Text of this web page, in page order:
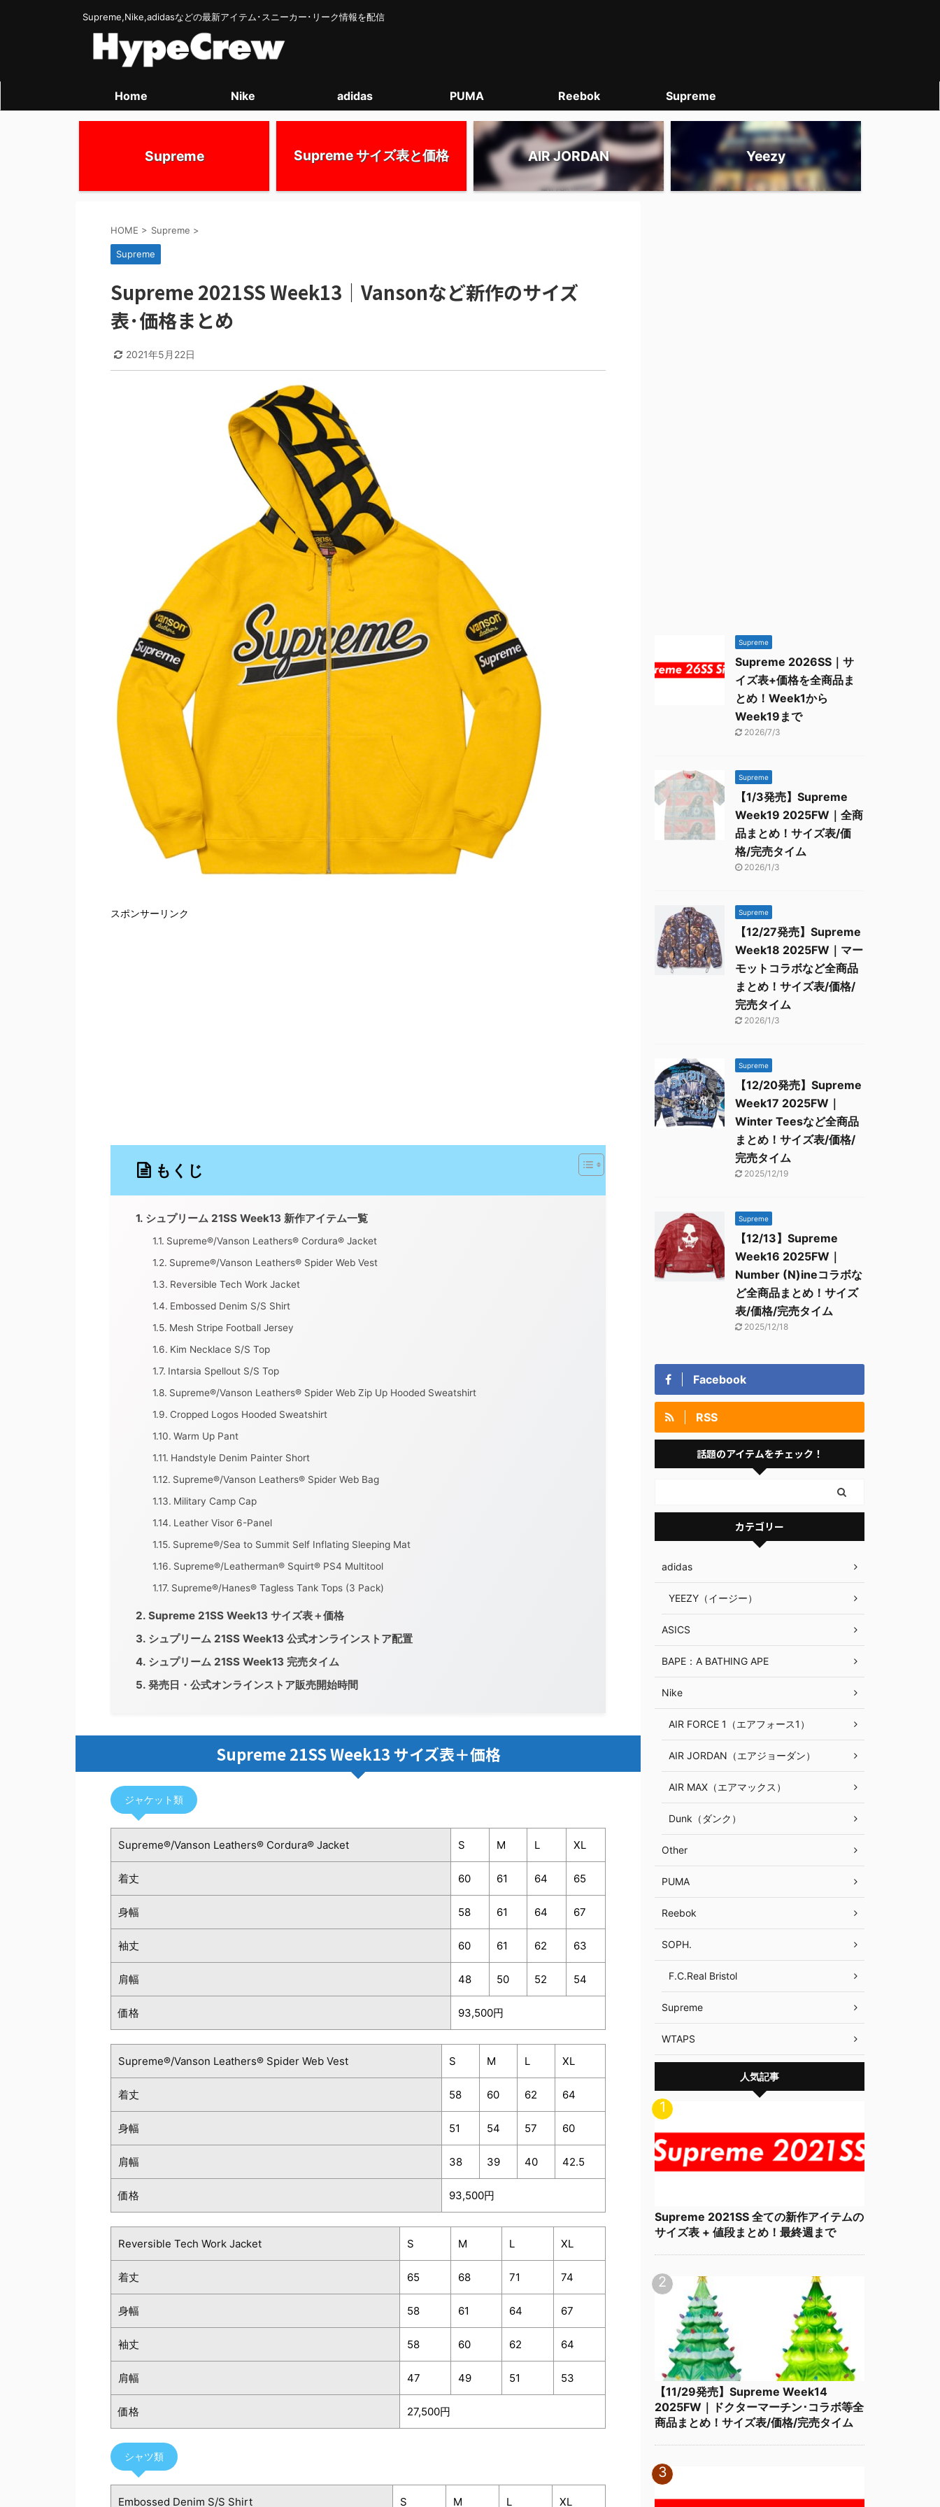
Supreme,Nike,adidasなどの最新アイテム･スニーカー･リーク情報を配信
Home Nike adidas PUMA Reebok Supreme
Supreme Supreme サイズ表と価格 AIR JORDAN Yeezy
HOME > Supreme >
Supreme
Supreme 2021SS Week13｜Vansonなど新作のサイズ
表･価格まとめ
2021年5月22日
スポンサーリンク
もくじ
シュプリーム 21SS Week13 新作アイテム一覧
Supreme®/Vanson Leathers® Cordura® Jacket
Supreme®/Vanson Leathers® Spider Web Vest
Reversible Tech Work Jacket
Embossed Denim S/S Shirt
Mesh Stripe Football Jersey
Kim Necklace S/S Top
Intarsia Spellout S/S Top
Supreme®/Vanson Leathers® Spider Web Zip Up Hooded Sweatshirt
Cropped Logos Hooded Sweatshirt
Warm Up Pant
Handstyle Denim Painter Short
Supreme®/Vanson Leathers® Spider Web Bag
Military Camp Cap
Leather Visor 6-Panel
Supreme®/Sea to Summit Self Inflating Sleeping Mat
Supreme®/Leatherman® Squirt® PS4 Multitool
Supreme®/Hanes® Tagless Tank Tops (3 Pack)
Supreme 21SS Week13 サイズ表＋価格
シュプリーム 21SS Week13 公式オンラインストア配置
シュプリーム 21SS Week13 完売タイム
発売日・公式オンラインストア販売開始時間
Supreme 21SS Week13 サイズ表＋価格
ジャケット類
Supreme®/Vanson Leathers® Cordura® Jacket S M L XL
着丈 60 61 64 65
身幅 58 61 64 67
袖丈 60 61 62 63
肩幅 48 50 52 54
価格 93,500円
Supreme®/Vanson Leathers® Spider Web Vest S M L XL
着丈 58 60 62 64
身幅 51 54 57 60
肩幅 38 39 40 42.5
価格 93,500円
Reversible Tech Work Jacket S M L XL
着丈 65 68 71 74
身幅 58 61 64 67
袖丈 58 60 62 64
肩幅 47 49 51 53
価格 27,500円
シャツ類
Embossed Denim S/S Shirt S M L XL
Supreme
Supreme 2026SS｜サ
イズ表+価格を全商品ま
とめ！Week1から
Week19まで
2026/7/3
Supreme
【1/3発売】Supreme
Week19 2025FW｜全商
品まとめ！サイズ表/価
格/完売タイム
2026/1/3
Supreme
【12/27発売】Supreme
Week18 2025FW｜マー
モットコラボなど全商品
まとめ！サイズ表/価格/
完売タイム
2026/1/3
Supreme
【12/20発売】Supreme
Week17 2025FW｜
Winter Teesなど全商品
まとめ！サイズ表/価格/
完売タイム
2025/12/19
Supreme
【12/13】Supreme
Week16 2025FW｜
Number (N)ineコラボな
ど全商品まとめ！サイズ
表/価格/完売タイム
2025/12/18
Facebook
RSS
話題のアイテムをチェック！
カテゴリー
adidas
YEEZY（イージー）
ASICS
BAPE：A BATHING APE
Nike
AIR FORCE 1（エアフォース1）
AIR JORDAN（エアジョーダン）
AIR MAX（エアマックス）
Dunk（ダンク）
Other
PUMA
Reebok
SOPH.
F.C.Real Bristol
Supreme
WTAPS
人気記事
Supreme 2021SS 全ての新作アイテムの
サイズ表 + 値段まとめ！最終週まで
【11/29発売】Supreme Week14
2025FW｜ドクターマーチン･コラボ等全
商品まとめ！サイズ表/価格/完売タイム